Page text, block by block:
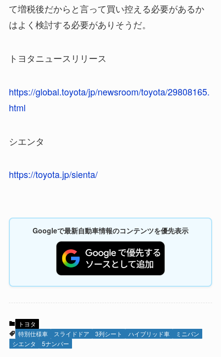
て増税後だからと言って買い控える必要があるか
はよく検討する必要がありそうだ。
トヨタニュースリリース
https://global.toyota/jp/newsroom/toyota/29808165.
html
シエンタ
https://toyota.jp/sienta/
Googleで最新自動車情報のコンテンツを優先表示
トヨタ
特別仕様車
スライドドア 3列シート ハイブリッド車
ミニバン
シエンタ
5ナンバー